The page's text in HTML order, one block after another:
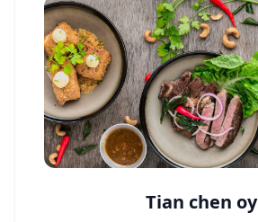
Tian chen oy